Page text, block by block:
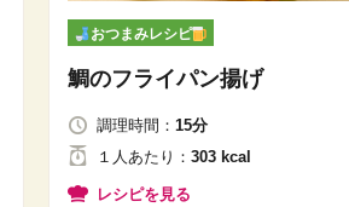
おつまみレシピ
鯛のフライパン揚げ
調理時間： 15分
１人あたり ： 303 kcal
レシピを見る